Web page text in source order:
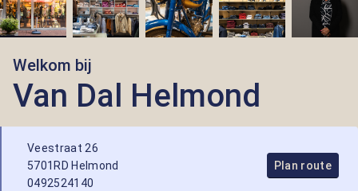
Welkom bij
Van Dal Helmond
Veestraat 26
5701RD Helmond
0492524140
Plan route